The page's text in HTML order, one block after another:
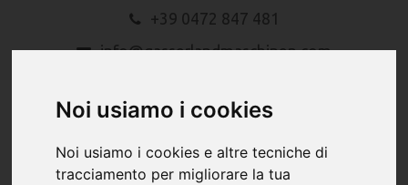
Noi usiamo i cookies
Noi usiamo i cookies e altre tecniche di
tracciamento per migliorare la tua
+39 0472 847 481
info@gasserlandmaschinen.com